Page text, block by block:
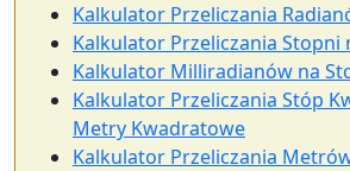
Kalkulator Przeliczania
Kalkulator Przeliczania Stopni
Kalkulator Milliradianów na
Kalkulator Przeliczania Stóp
Metry Kwadratowe
Kalkulator Przeliczania